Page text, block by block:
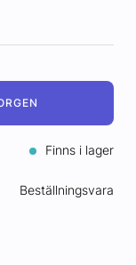
Finns i lager
Beställningsvara